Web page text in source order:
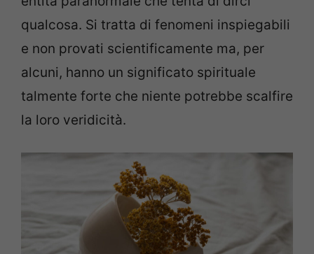
qualcosa. Si tratta di fenomeni inspiegabili
e non provati scientificamente ma, per
alcuni, hanno un significato spirituale
talmente forte che niente potrebbe scalfire
la loro veridicità.